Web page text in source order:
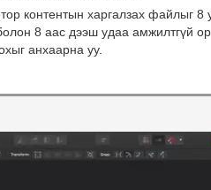
контентын харгалзах файлыг 8
8 аас дээш удаа амжилтгүй
анхаарна уу.